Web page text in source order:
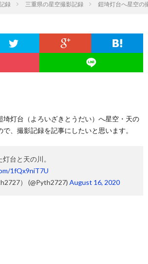
録 三重県の星空撮影記録 鎧埼灯台へ星空の
埼灯台（よろいざきとうだい）へ星空・天の
で、撮影記録を記事にしたいと思います。
台と天の川。
1fQx9niT7U
） (@Pyth2727) August 16, 2020